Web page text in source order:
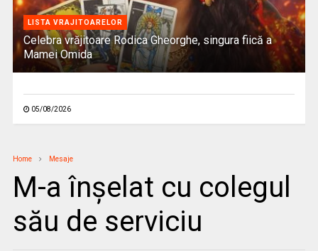
LISTA VRAJITOARELOR
Celebra vrăjitoare Rodica Gheorghe, singura fiică a
Mamei Omida
05/08/2026
Home Mesaje
M-a înșelat cu colegul
său de serviciu